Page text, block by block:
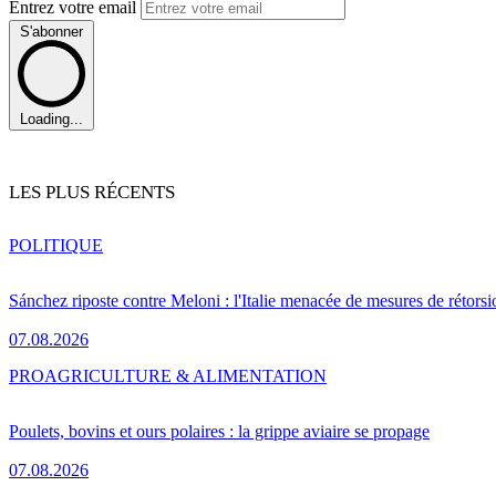
Entrez votre email
S'abonner
Loading...
LES PLUS RÉCENTS
Sánchez riposte contre Meloni : l'Italie menacée de mesures de
07.08.2026
POLITIQUE
Poulets, bovins et ours polaires : la grippe aviaire se propage
07.08.2026
PROAGRICULTURE & ALIMENTATION